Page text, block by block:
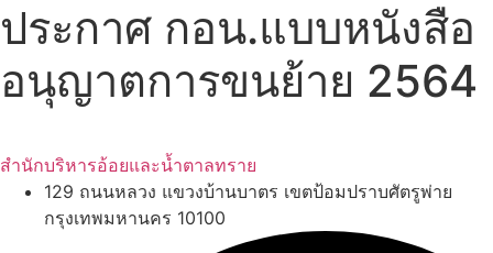
ประกาศ กอน.แบบหนังสือ
อนุญาตการขนย้าย 2564
สำนักบริหารอ้อยและน้ำตาลทราย
129 ถนนหลวง แขวงบ้านบาตร เขตป้อมปราบศัตรูพ่าย
กรุงเทพมหานคร 10100